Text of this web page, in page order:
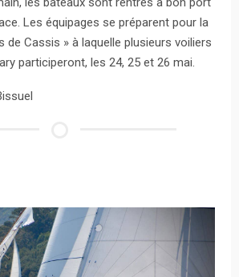
Les équipages se préparent pour la
de Cassis » à laquelle plusieurs voiliers
participeront, les 24, 25 et 26 mai.